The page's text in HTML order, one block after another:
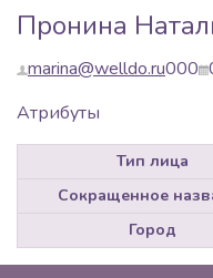
Пронина
marina@welldo.ru000
Атрибуты
Тип лица
Сокращенное
Город